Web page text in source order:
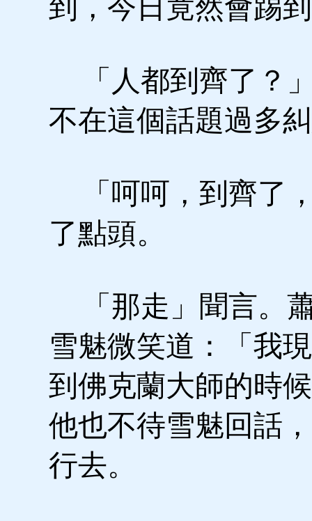
到，今日竟然會踢
「人都到齊了？
不在這個話題過多
「呵呵，到齊了
了點頭。
「那走」聞言。
雪魅微笑道：「我
到佛克蘭大師的時
他也不待雪魅回話
行去。